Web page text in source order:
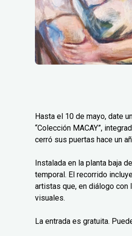
Hasta el 10 de mayo, date
“Colección MACAY”,
cerró sus puertas hace un
Instalada en la planta baja
temporal. El recorrido
artistas que, en diálogo con
visuales.
La entrada es gratuita.